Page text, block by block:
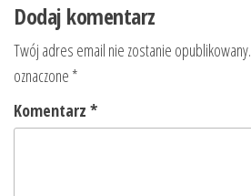
Dodaj komentarz
Twój adres email nie zostanie opublikowany.
oznaczone *
Komentarz *